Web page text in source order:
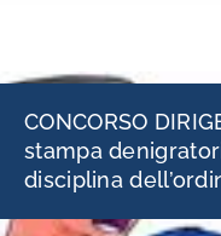
CONCORSO
stampa
disciplina